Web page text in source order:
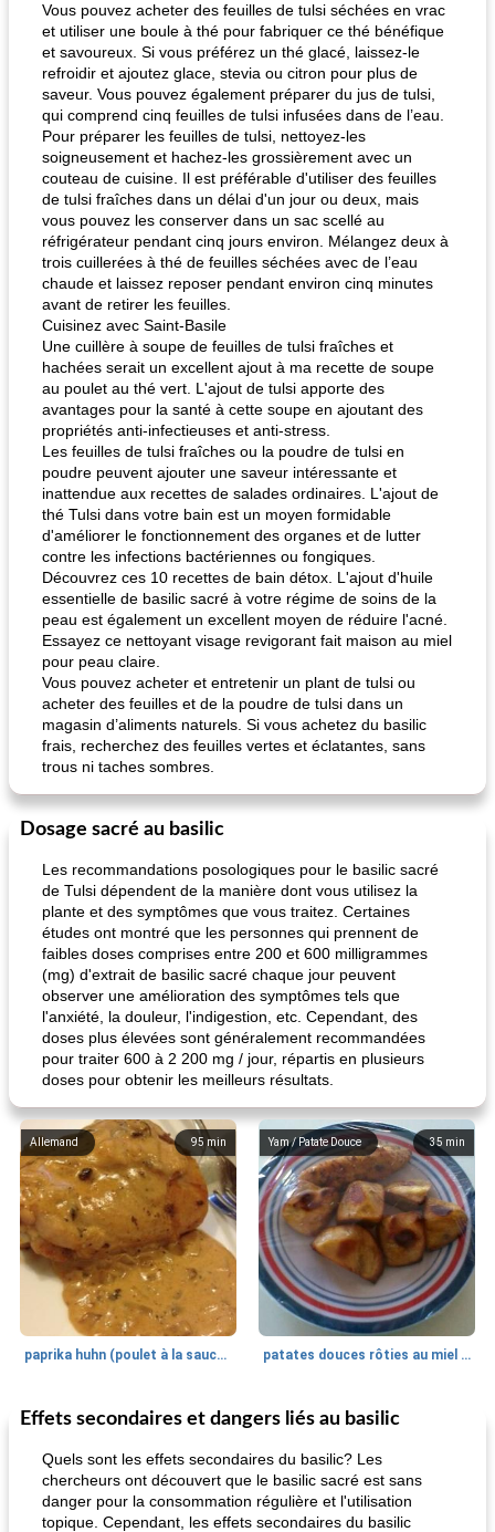
Vous pouvez acheter des feuilles de tulsi séchées en vrac
et utiliser une boule à thé pour fabriquer ce thé bénéfique
et savoureux. Si vous préférez un thé glacé, laissez-le
refroidir et ajoutez glace, stevia ou citron pour plus de
saveur. Vous pouvez également préparer du jus de tulsi,
qui comprend cinq feuilles de tulsi infusées dans de l’eau.
Pour préparer les feuilles de tulsi, nettoyez-les
soigneusement et hachez-les grossièrement avec un
couteau de cuisine. Il est préférable d'utiliser des feuilles
de tulsi fraîches dans un délai d'un jour ou deux, mais
vous pouvez les conserver dans un sac scellé au
réfrigérateur pendant cinq jours environ. Mélangez deux à
trois cuillerées à thé de feuilles séchées avec de l’eau
chaude et laissez reposer pendant environ cinq minutes
avant de retirer les feuilles.
Cuisinez avec Saint-Basile
Une cuillère à soupe de feuilles de tulsi fraîches et
hachées serait un excellent ajout à ma recette de soupe
au poulet au thé vert. L'ajout de tulsi apporte des
avantages pour la santé à cette soupe en ajoutant des
propriétés anti-infectieuses et anti-stress.
Les feuilles de tulsi fraîches ou la poudre de tulsi en
poudre peuvent ajouter une saveur intéressante et
inattendue aux recettes de salades ordinaires. L'ajout de
thé Tulsi dans votre bain est un moyen formidable
d'améliorer le fonctionnement des organes et de lutter
contre les infections bactériennes ou fongiques.
Découvrez ces 10 recettes de bain détox. L'ajout d'huile
essentielle de basilic sacré à votre régime de soins de la
peau est également un excellent moyen de réduire l'acné.
Essayez ce nettoyant visage revigorant fait maison au miel
pour peau claire.
Vous pouvez acheter et entretenir un plant de tulsi ou
acheter des feuilles et de la poudre de tulsi dans un
magasin d’aliments naturels. Si vous achetez du basilic
frais, recherchez des feuilles vertes et éclatantes, sans
trous ni taches sombres.
Dosage sacré au basilic
Les recommandations posologiques pour le basilic sacré
de Tulsi dépendent de la manière dont vous utilisez la
plante et des symptômes que vous traitez. Certaines
études ont montré que les personnes qui prennent de
faibles doses comprises entre 200 et 600 milligrammes
(mg) d'extrait de basilic sacré chaque jour peuvent
observer une amélioration des symptômes tels que
l'anxiété, la douleur, l'indigestion, etc. Cependant, des
doses plus élevées sont généralement recommandées
pour traiter 600 à 2 200 mg / jour, répartis en plusieurs
doses pour obtenir les meilleurs résultats.
95 min
Allemand
paprika huhn (poulet à la sauce paprika).
35 min
Yam / Patate Douce
patates douces rôties au miel / kumara
25min
Petit déjeuner et brunch Viande et volaille
Effets secondaires et dangers liés au basilic
Quels sont les effets secondaires du basilic? Les
chercheurs ont découvert que le basilic sacré est sans
danger pour la consommation régulière et l'utilisation
topique. Cependant, les effets secondaires du basilic